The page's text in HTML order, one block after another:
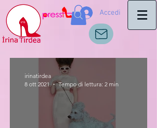
Accedi
irinatirdea
8 ott 2021
Tempo di lettura: 2 min